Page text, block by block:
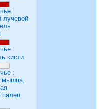
:
лучевой
:
кисти
:
мышца,